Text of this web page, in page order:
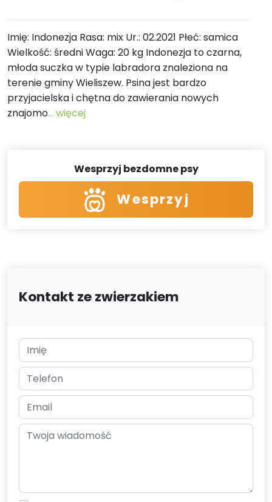
Imię: Indonezja Rasa: mix Ur.: 02.2021 Płeć: samica
Wielkość: średni Waga: 20 kg Indonezja to czarna,
młoda suczka w typie labradora znaleziona na
terenie gminy Wieliszew. Psina jest bardzo
przyjacielska i chętna do zawierania nowych
znajomo... więcej
Wesprzyj bezdomne psy
Wesprzyj
Kontakt ze zwierzakiem